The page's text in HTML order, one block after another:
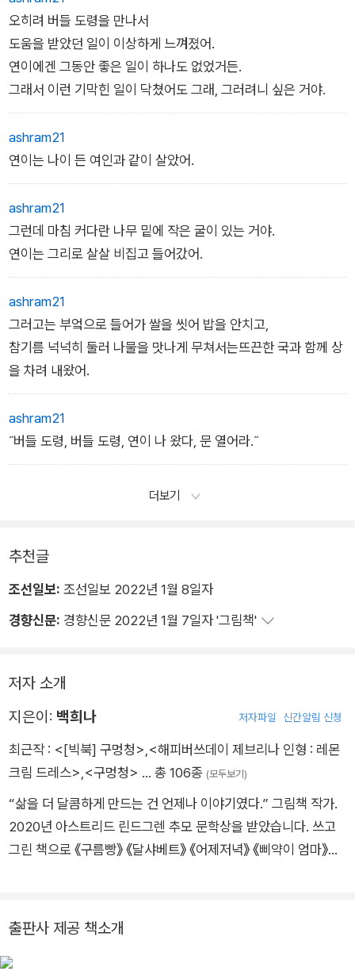
오히려 버들 도령을 만나서
도움을 받았던 일이 이상하게 느껴졌어.
연이에겐 그동안 좋은 일이 하나도 없었거든.
그래서 이런 기막힌 일이 닥쳤어도 그래, 그러려니 싶은 거야.
ashram21
연이는 나이 든 여인과 같이 살았어.
ashram21
그런데 마침 커다란 나무 밑에 작은 굴이 있는 거야.
연이는 그리로 살살 비집고 들어갔어.
ashram21
그러고는 부엌으로 들어가 쌀을 씻어 밥을 안치고,
참기름 넉넉히 둘러 나물을 맛나게 무쳐서는뜨끈한 국과 함께 상
을 차려 내왔어.
ashram21
˝버들 도령, 버들 도령, 연이 나 왔다, 문 열어라.˝
더보기
추천글
조선일보: 조선일보 2022년 1월 8일자
경향신문: 경향신문 2022년 1월 7일자 '그림책'
저자 소개
지은이: 백희나 저자파일 신간알림 신청
최근작 : <[빅북] 구멍청> <해피버쓰데이 제브리나 인형 : 레몬
크림 드레스> <구멍청> … 총 106종 (모두보기)
“삶을 더 달콤하게 만드는 건 언제나 이야기였다.” 그림책 작가.
2020년 아스트리드 린드그렌 추모 문학상을 받았습니다. 쓰고
그린 책으로 《구름빵》 《달샤베트》 《어제저녁》 《삐약이 엄마》
《해피버쓰데이》 《Bitter sweet story: Bird cake》 《구멍청》 등
이 있습니다. 인스타그램 @baekheena 수상 2025 BBCK ‘한
국에서 가장 즐거운 책’ 선정 — 『해피버쓰데이』 2024-2025 사
출판사 제공 책소개